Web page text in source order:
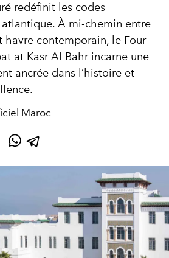
redéfinit les codes
À mi-chemin entre
havre contemporain, le Four
at Kasr Al Bahr incarne une
ancrée dans l’histoire et
Maroc